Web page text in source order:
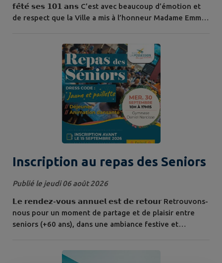
𝗳𝗲̂𝘁𝗲́ 𝘀𝗲𝘀 𝟭𝟬𝟭 𝗮𝗻𝘀 C’est avec beaucoup d’émotion et
de respect que la Ville a mis à l’honneur Madame Emma
centenaire des mains de Marie-Andrée MICHEL, élue
déléguée à l'accompagnement des seniors, en présence
de Mme Daisy CAVANE EUDORE,...
Inscription au repas des Seniors
Publié le jeudi 06 août 2026
𝗟𝗲 𝗿𝗲𝗻𝗱𝗲𝘇-𝘃𝗼𝘂𝘀 𝗮𝗻𝗻𝘂𝗲𝗹 𝗲𝘀𝘁 𝗱𝗲 𝗿𝗲𝘁𝗼𝘂𝗿 Retrouvons-
nous pour un moment de partage et de plaisir entre
seniors (+60 ans), dans une ambiance festive et
déjeuner et animation dansante Dress code : jaune et